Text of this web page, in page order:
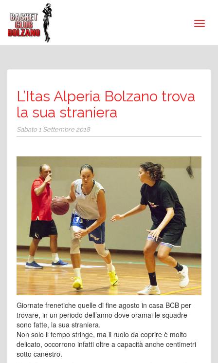
L’Itas Alperia Bolzano trova
la sua straniera
Sabato 1 Settembre 2018
Giornate frenetiche quelle di fine agosto in casa BCB per
trovare, in un periodo dell’anno dove oramai le squadre
sono fatte, la sua straniera.
Non solo il tempo stringe, ma il ruolo da coprire è molto
delicato, occorrono infatti oltre a capacità anche centimetri
sotto canestro.